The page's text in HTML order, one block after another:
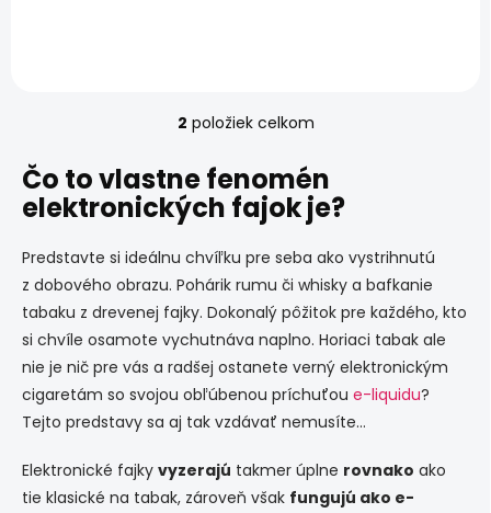
O
l
á
d
c
i
e
p
r
v
y
v
p
s
2 položiek celkom
Čo to vlastne fenomén
elektronických fajok je?
Predstavte si ideálnu chvíľku pre seba ako vystrihnutú
z dobového obrazu. Pohárik rumu či whisky a bafkanie
tabaku z drevenej fajky. Dokonalý pôžitok pre každého, kto
si chvíle osamote vychutnáva naplno. Horiaci tabak ale
nie je nič pre vás a radšej ostanete verný elektronickým
cigaretám so svojou obľúbenou príchuťou e-liquidu?
Tejto predstavy sa aj tak vzdávať nemusíte...
Elektronické fajky vyzerajú takmer úplne rovnako ako
tie klasické na tabak, zároveň však fungujú ako e-